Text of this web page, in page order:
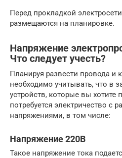
Перед прокладкой
размещаются на планировке.
Напряжение
Что следует учесть?
Планируя развести провода и
необходимо учитывать, что в
устройств, которые вы хотите
потребуется электричество с
напряжениями, в том числе:
Напряжение 220В
Такое напряжение тока